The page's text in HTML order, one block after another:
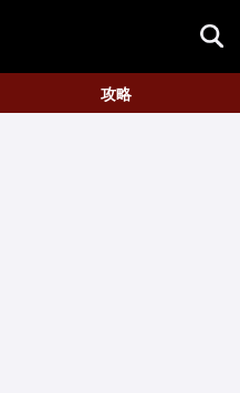
攻略